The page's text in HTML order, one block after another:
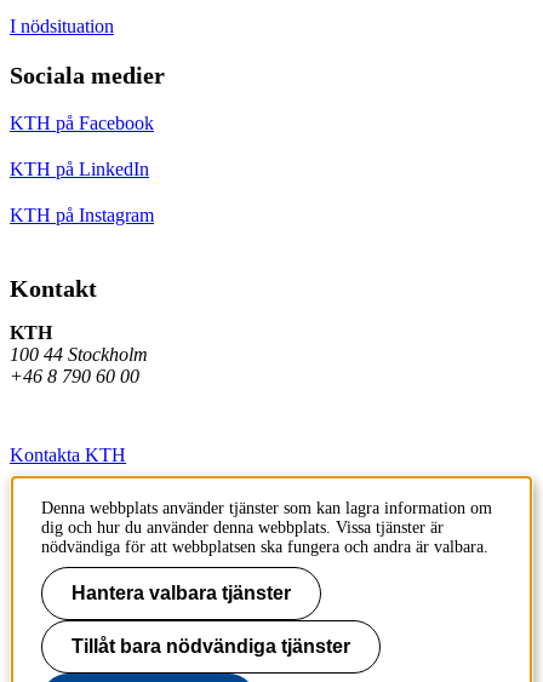
I nödsituation
Sociala medier
KTH på Facebook
KTH på LinkedIn
KTH på Instagram
Kontakt
KTH
100 44 Stockholm
+46 8 790 60 00
Kontakta KTH
Jobba på KTH
Press och media
Faktura och betalning KTH
Om KTH:s webbplatser
Denna webbplats använder tjänster som kan lagra information om
dig och hur du använder denna webbplats. Vissa tjänster är
nödvändiga för att webbplatsen ska fungera och andra är valbara.
Hantera valbara tjänster
Tillåt bara nödvändiga tjänster